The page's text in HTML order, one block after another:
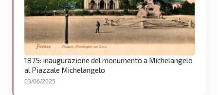
1875: inaugurazione del monumento a Michelangelo
al Piazzale Michelangelo
03/06/2025